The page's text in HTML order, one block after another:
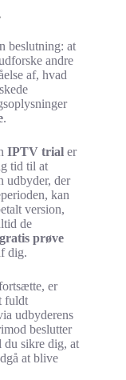
beslutning: at
andre
af, hvad
.
IPTV trial er
tid til at
udbyder, der
kan
version,
de
prøve
dig.
er
fuldt
udbyderens
beslutter
du sikre dig, at
at blive